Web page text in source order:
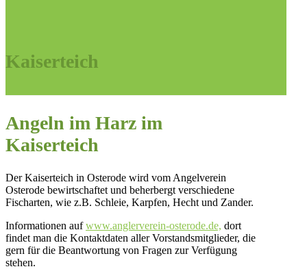
Kaiserteich
Angeln im Harz im
Kaiserteich
Der Kaiserteich in Osterode wird vom Angelverein
Osterode bewirtschaftet und beherbergt verschiedene
Fischarten, wie z.B. Schleie, Karpfen, Hecht und Zander.
Informationen aufwww.anglerverein-osterode.de, dort
findet man die Kontaktdaten aller Vorstandsmitglieder, die
gern für die Beantwortung von Fragen zur Verfügung
stehen.